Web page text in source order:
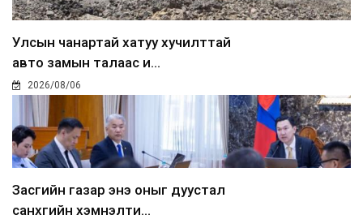
Улсын чанартай хатуу хучилттай
авто замын талаас и...
2026/08/06
Засгийн газар энэ оныг дуустал
санхүүгийн хэмнэлти...